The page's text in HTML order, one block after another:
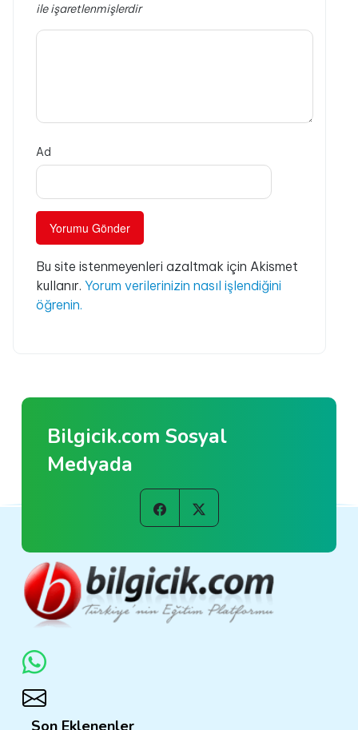
ile işaretlenmişlerdir
Ad
Bu site istenmeyenleri azaltmak için Akismet
kullanır. Yorum verilerinizin nasıl işlendiğini
öğrenin.
Bilgicik.com Sosyal
Medyada
Son Eklenenler